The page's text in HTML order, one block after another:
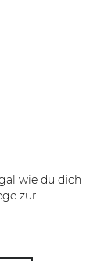
wie du dich
zur